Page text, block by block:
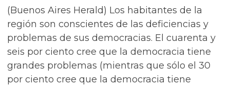
(Buenos Aires Herald) Los habitantes de la
región son conscientes de las deficiencias y
problemas de sus democracias. El cuarenta y
seis por ciento cree que la democracia tiene
grandes problemas (mientras que sólo el 30
por ciento cree que la democracia tiene